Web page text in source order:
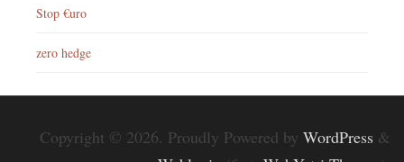
Stop €uro
zero hedge
Copyright © 2026. Proudly Powered by WordPress &